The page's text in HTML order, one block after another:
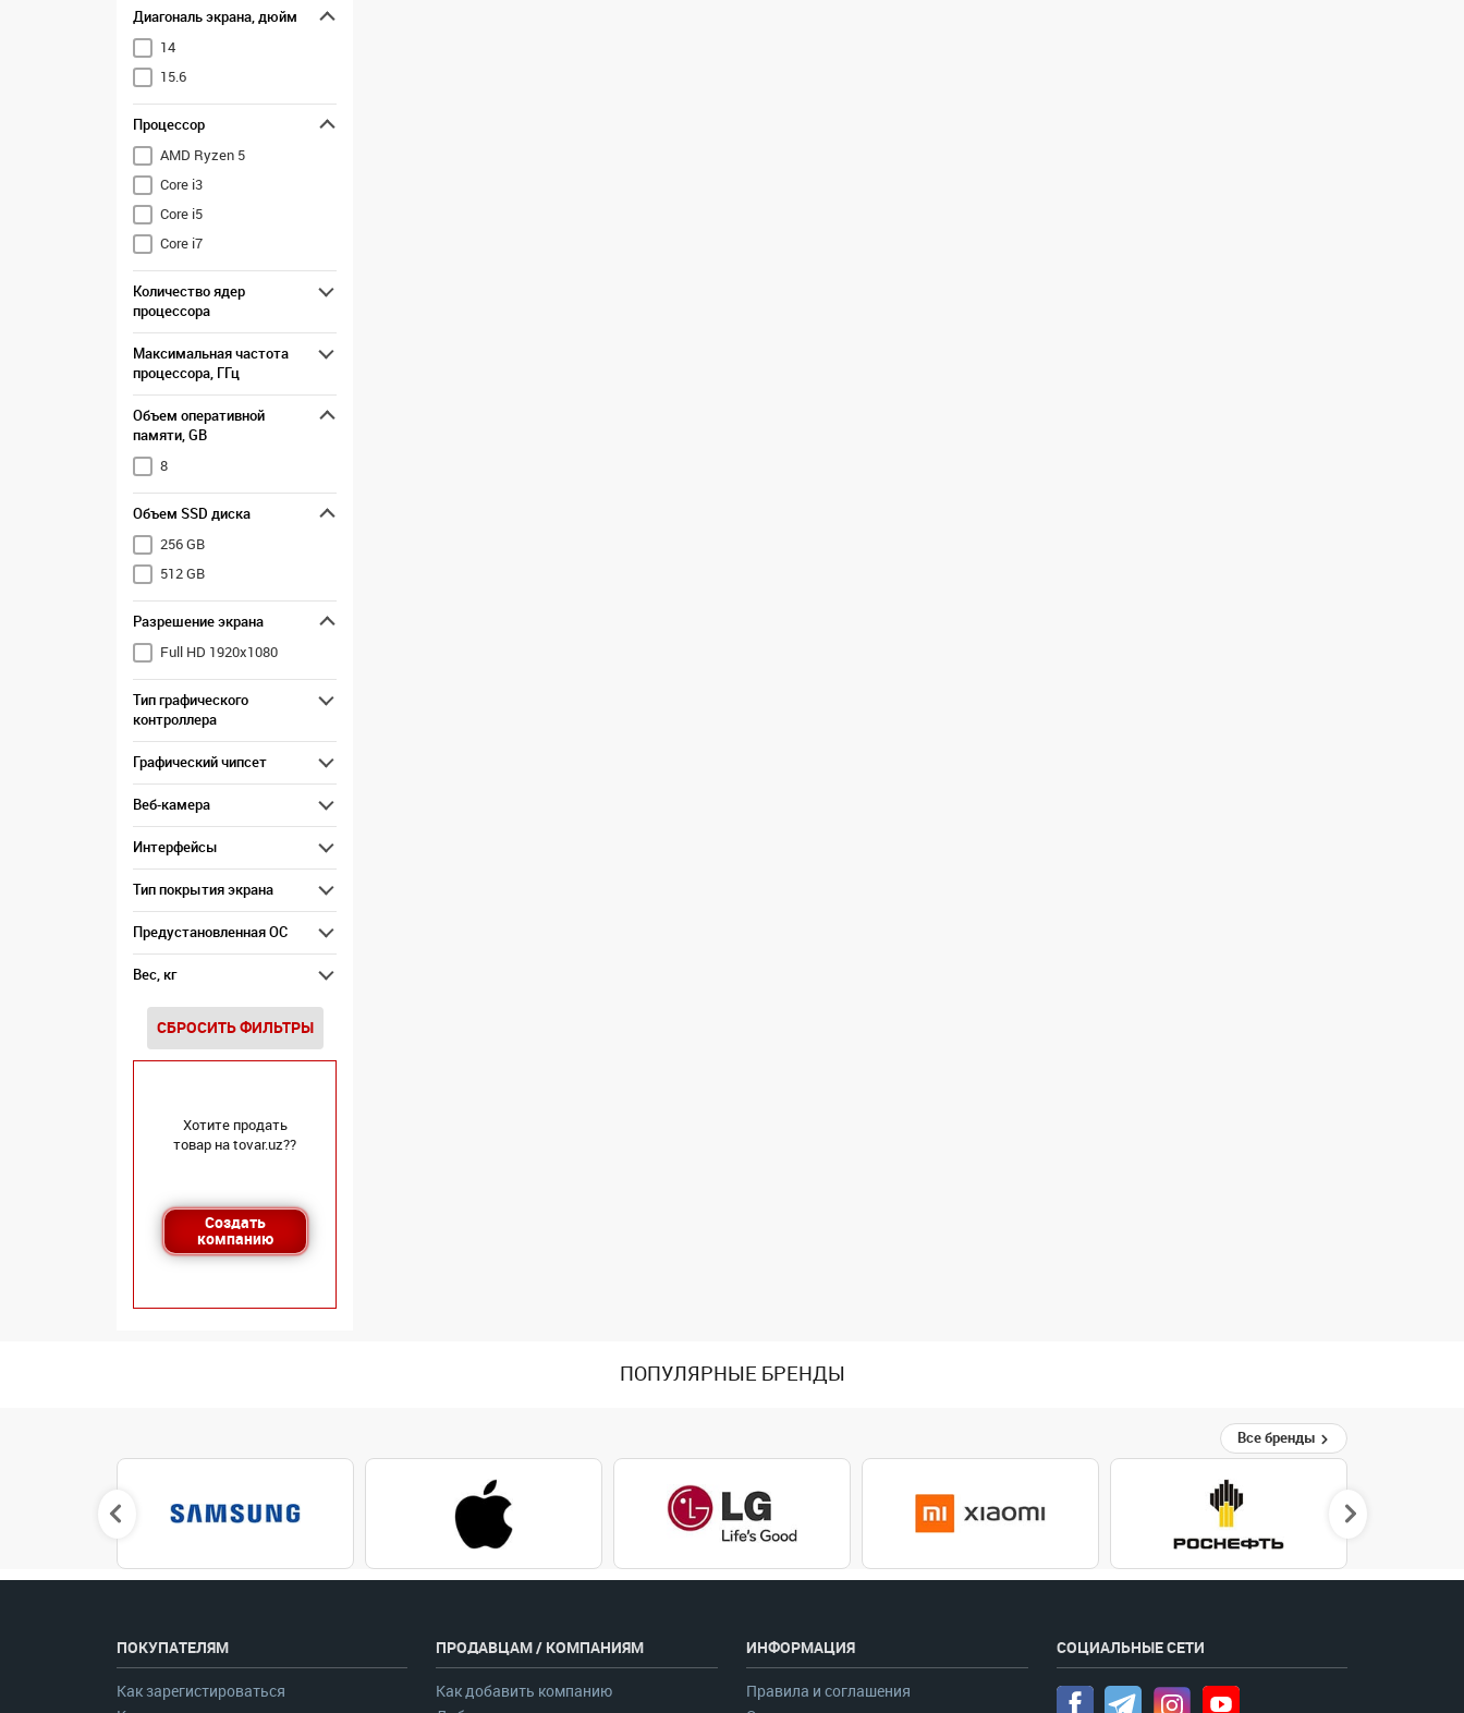
Диагональ экрана, дюйм
14
15.6
Процессор
AMD Ryzen 5
Core i3
Core i5
Core i7
Количество ядер
процессора
Максимальная частота
процессора, ГГц
Объем оперативной
памяти, GB
8
Объем SSD диска
256 GB
512 GB
Разрешение экрана
Full HD 1920x1080
Тип графического
контроллера
Графический чипсет
Веб-камера
Интерфейсы
Тип покрытия экрана
Предустановленная ОС
Вес, кг
СБРОСИТЬ ФИЛЬТРЫ
Хотите продать
товар на tovar.uz??
Создать
компанию
ПОПУЛЯРНЫЕ БРЕНДЫ
Все бренды
ПОКУПАТЕЛЯМ
Как зарегистироваться
ПРОДАВЦАМ / КОМПАНИЯМ
Как добавить компанию
ИНФОРМАЦИЯ
Правила и соглашения
СОЦИАЛЬНЫЕ СЕТИ